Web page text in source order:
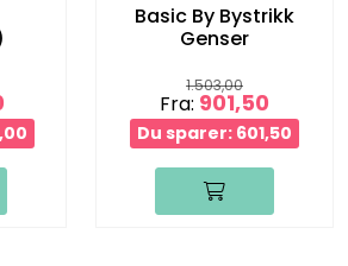
Basic By Bystrikk
Genser
1.503,00
Fra: 901,50
Du sparer: 601,50